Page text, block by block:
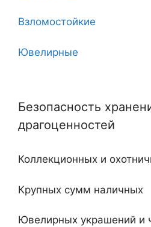
8
10
12
Взломостойкие
Ювелирные
Двухдверные
Безопасность
драгоценностей
Коллекционных и
Крупных сумм наличных
Ювелирных украшений и